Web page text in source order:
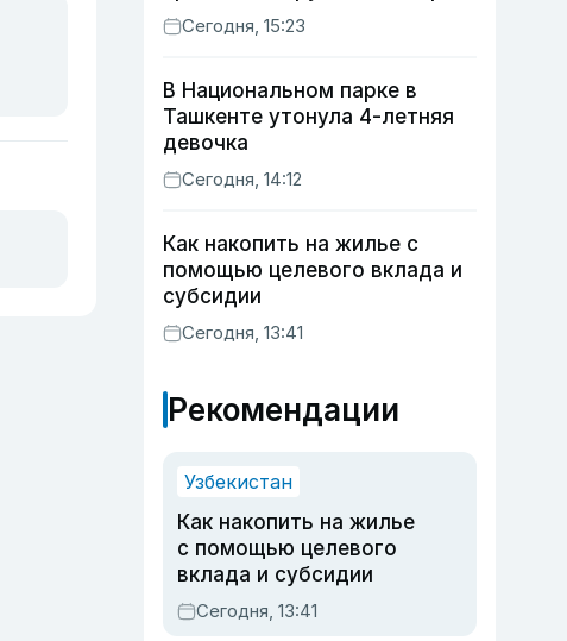
(видео)
Сегодня, 15:23
В Национальном парке в
Ташкенте утонула 4-летняя
девочка
Сегодня, 14:12
Как накопить на жилье с
помощью целевого вклада и
субсидии
Сегодня, 13:41
Рекомендации
Узбекистан
Как накопить на жилье
с помощью целевого
вклада и субсидии
Сегодня, 13:41